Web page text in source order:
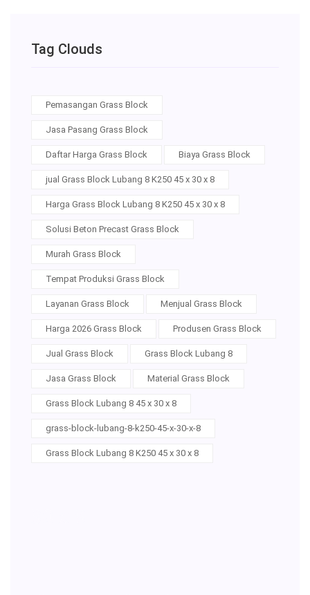
Tag Clouds
Pemasangan Grass Block
Jasa Pasang Grass Block
Daftar Harga Grass Block Biaya Grass Block
jual Grass Block Lubang 8 K250 45 x 30 x 8
Harga Grass Block Lubang 8 K250 45 x 30 x 8
Solusi Beton Precast Grass Block
Murah Grass Block
Tempat Produksi Grass Block
Layanan Grass Block Menjual Grass Block
Harga 2026 Grass Block Produsen Grass Block
Jual Grass Block Grass Block Lubang 8
Jasa Grass Block Material Grass Block
Grass Block Lubang 8 45 x 30 x 8
grass-block-lubang-8-k250-45-x-30-x-8
Grass Block Lubang 8 K250 45 x 30 x 8